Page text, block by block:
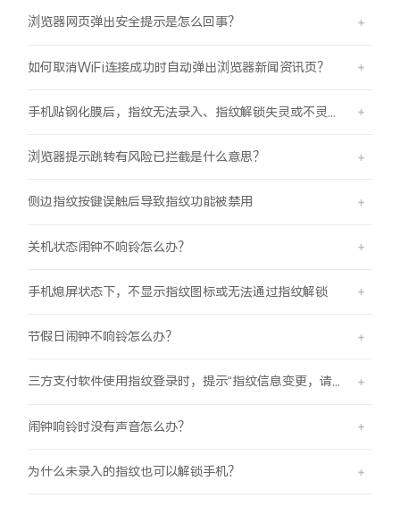
浏览器网页弹出安全提示是怎么回事？
如何取消WiFi连接成功时自动弹出浏览器新闻资讯页？
浏览器提示跳转有风险已拦截是什么意思？
侧边指纹按键误触后导致指纹功能被禁用
关机状态闹钟不响铃怎么办？
手机熄屏状态下，不显示指纹图标或无法通过指纹解锁
节假日闹钟不响铃怎么办？
三方支付软件使用指纹登录时，提示“指纹信息变更，请重新验证登录信息后使用”
闹钟响铃时没有声音怎么办？
为什么未录入的指纹也可以解锁手机？